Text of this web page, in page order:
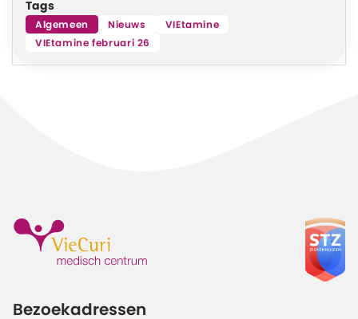
Tags
Algemeen Nieuws
VIEtamine
VIEtamine februari 26
Bezoekadressen